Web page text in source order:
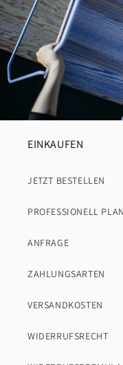
EINKAUFEN
JETZT BESTELLEN
PROFESSIONELL
ANFRAGE
ZAHLUNGSARTEN
VERSANDKOSTEN
WIDERRUFSRECHT